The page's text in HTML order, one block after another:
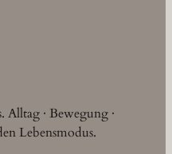
· Bewegung ·
Lebensmodus.